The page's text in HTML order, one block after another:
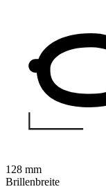
128 mm
Brillenbreite